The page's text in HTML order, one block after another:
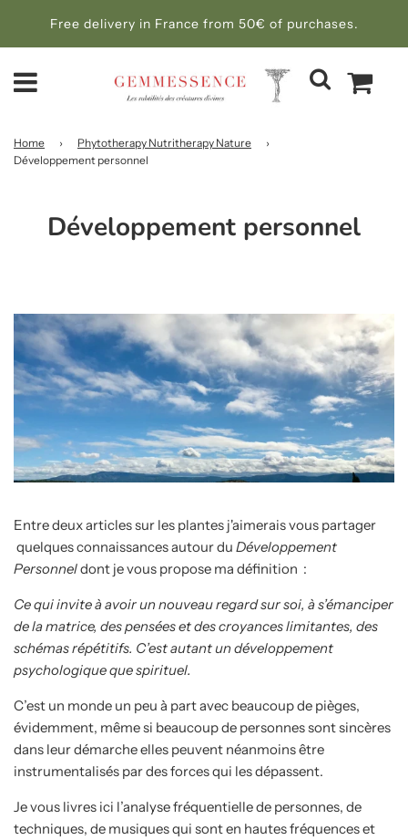
Free delivery in France from 50€ of purchases.
Home › Phytotherapy Nutritherapy Nature
›
Développement personnel
Développement personnel
Entre deux articles sur les plantes j'aimerais vous partager
quelques connaissances autour du Développement
Personneldont je vous propose ma définition :
Ce qui invite à avoir un nouveau regard sur soi, à s’émanciper
de la matrice, des pensées et des croyances limitantes, des
schémas répétitifs. C’est autant un développement
psychologique que spirituel.
C’est un monde un peu à part avec beaucoup de pièges,
évidemment, même si beaucoup de personnes sont sincères
dans leur démarche elles peuvent néanmoins être
instrumentalisés par des forces qui les dépassent.
Je vous livres ici l’analyse fréquentielle de personnes, de
techniques, de musiques qui sont en hautes fréquences et